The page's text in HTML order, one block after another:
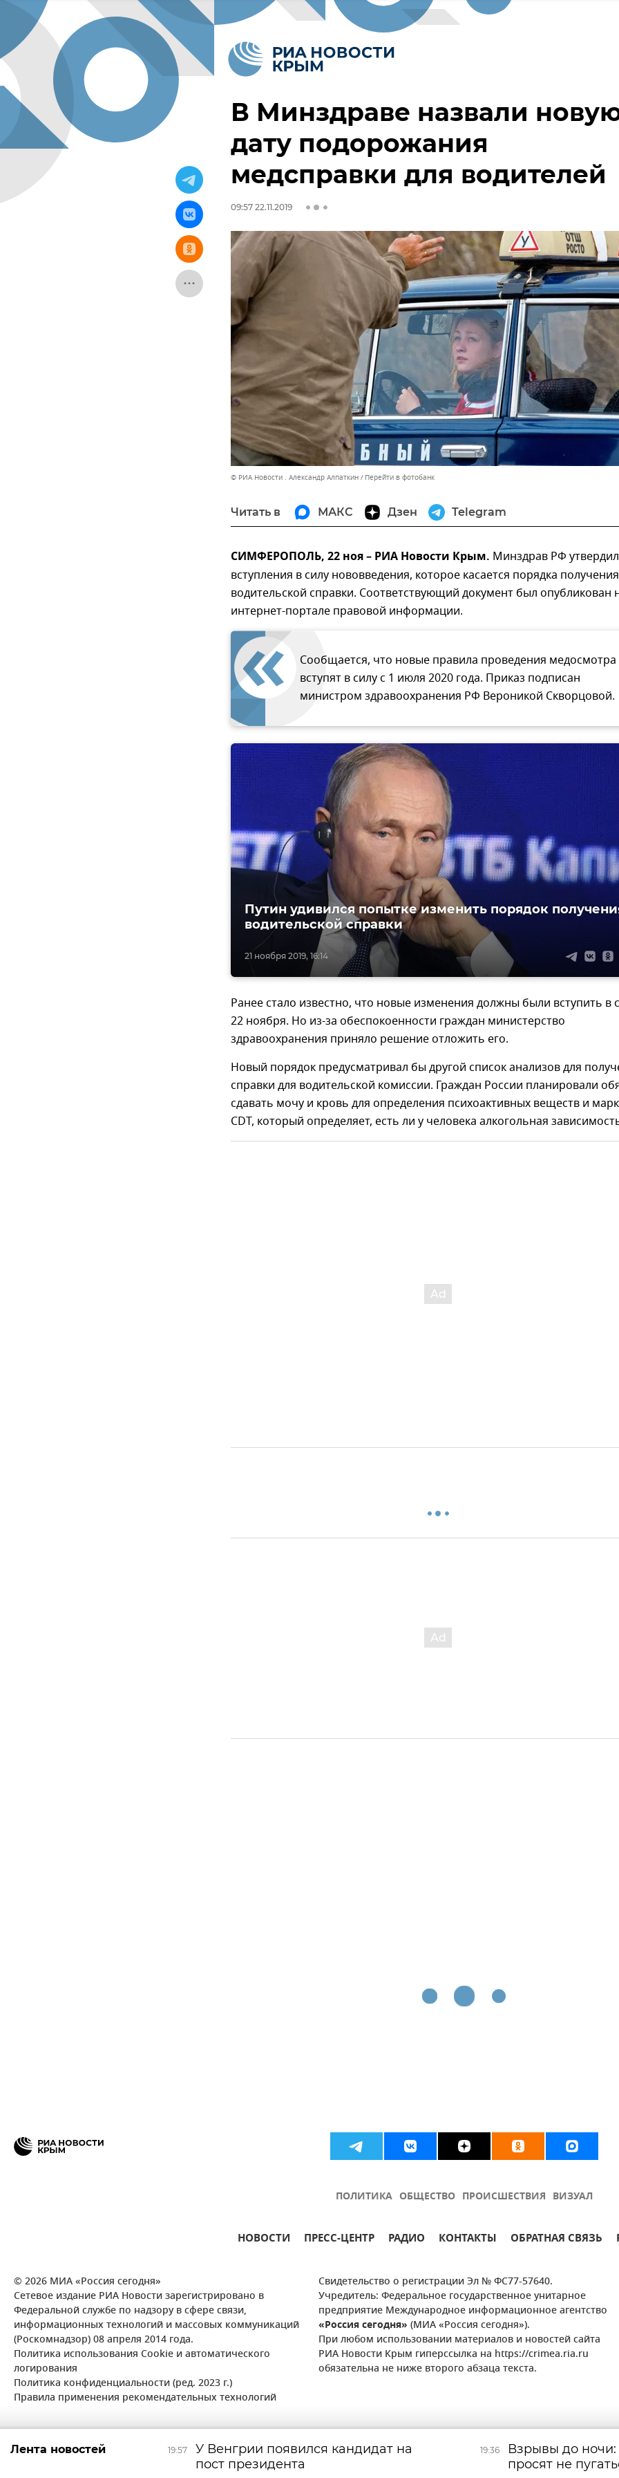
В Минздраве назвали
дату подорожания
медсправки для водителей
09:57 22.11.2019
© РИА Новости . Александр Алпаткин Перейти в фотобанк
Читать в МАКС Дзен Telegram
СИМФЕРОПОЛЬ, 22 ноя – РИА Новости Крым. Минздрав РФ
вступления в силу нововведения, которое касается порядка получения
водительской справки. Соответствующий документ был опубликован
интернет-портале правовой информации.
Сообщается, что новые правила проведения медосмотра
вступят в силу с 1 июля 2020 года. Приказ подписан
министром здравоохранения РФ Вероникой Скворцовой.
21 ноября 2019, 16:14
Путин удивился попытке изменить порядок
водительской справки
Ранее стало известно, что новые изменения должны были вступить в
22 ноября. Но из-за обеспокоенности граждан министерство
здравоохранения приняло решение отложить его.
Новый порядок предусматривал бы другой список анализов для
справки для водительской комиссии. Граждан России планировали
сдавать мочу и кровь для определения психоактивных веществ и
CDТ, который определяет, есть ли у человека алкогольная
ПОЛИТИКА ОБЩЕСТВО ПРОИСШЕСТВИЯ ВИЗУАЛ
НОВОСТИ ПРЕСС-ЦЕНТР РАДИО КОНТАКТЫ ОБРАТНАЯ СВЯЗЬ
© 2026 МИА «Россия сегодня»
Сетевое издание РИА Новости зарегистрировано в
Федеральной службе по надзору в сфере связи,
информационных технологий и массовых коммуникаций
(Роскомнадзор) 08 апреля 2014 года.
Политика использования Cookie и автоматического
логирования
Политика конфиденциальности (ред. 2023 г.)
Правила применения рекомендательных технологий
Свидетельство о регистрации Эл № ФС77-57640.
Учредитель: Федеральное государственное унитарное
предприятие Международное информационное агентство
«Россия сегодня» (МИА «Россия сегодня»).
При любом использовании материалов и новостей сайта
РИА Новости Крым гиперссылка на https://crimea.ria.ru
обязательна не ниже второго абзаца текста.
19:57
У Венгрии появился кандидат на
пост президента
19:36
Взрывы до ночи:
просят не
Лента новостей